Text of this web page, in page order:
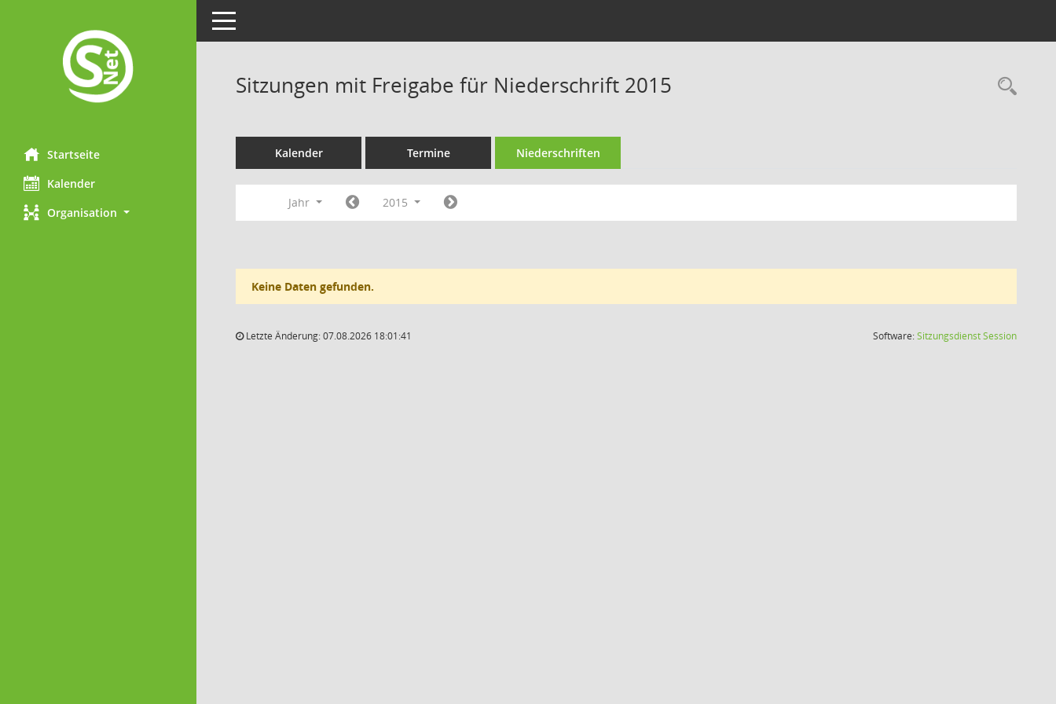
Startseite
Kalender
Organisation
Toggle navigation
Sitzungen mit Freigabe für Niederschrift 2015
Kalender Termine Niederschriften
Jahr 2015
Keine Daten gefunden.
Letzte Änderung: 07.08.2026 18:01:41 Software:SitzungsdienstSession(Wird in